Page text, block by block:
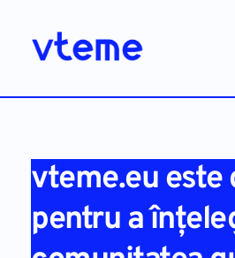
vteme.eu este
pentru a